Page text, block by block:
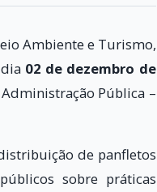
Ambiente e Turismo,
02 de dezembro de
Pública –
de panfletos
sobre práticas